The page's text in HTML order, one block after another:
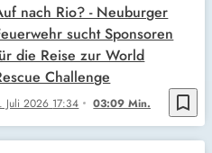
bookmark_border
Juli 2026 17:34 03:09 Min.
nach Rio? - Neuburger
sucht Sponsoren
die Reise zur World
Challenge